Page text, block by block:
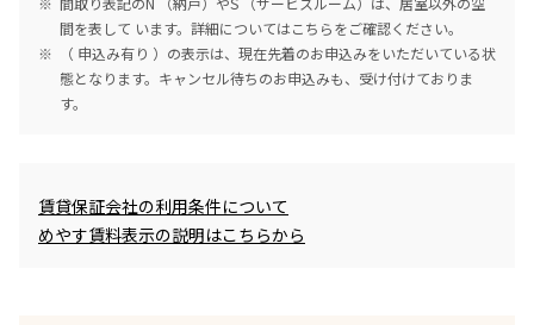
間を表して います。詳細についてはこちらをご確認ください。
（ 申込み有り ）の表示は、現在先着のお申込みをいただいている状
態となります。キャンセル待ちのお申込みも、受け付けておりま
す。
賃貸保証会社の利用条件について
めやす賃料表示の説明はこちらから